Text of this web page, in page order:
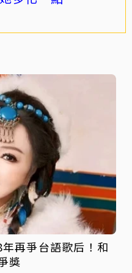
再爭台語歌后！和
獎